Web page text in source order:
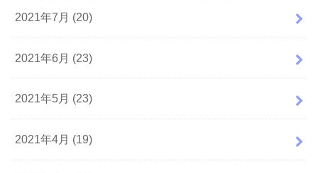
2021年7月 (20)
2021年6月 (23)
2021年5月 (23)
2021年4月 (19)